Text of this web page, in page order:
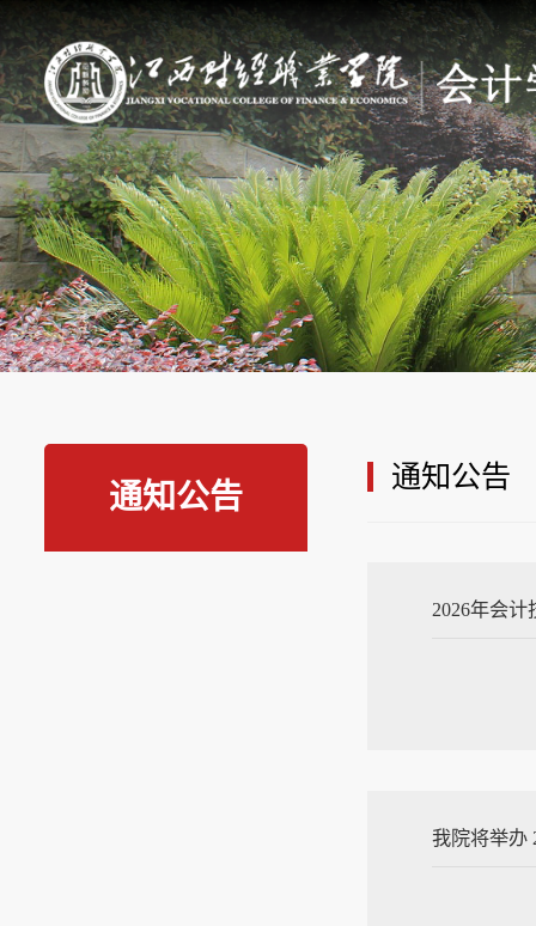
通知公告
通知公告
2026年会
我院将举办